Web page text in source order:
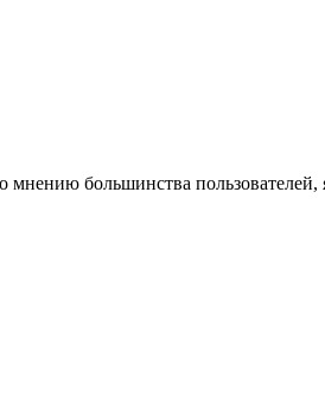
большинства